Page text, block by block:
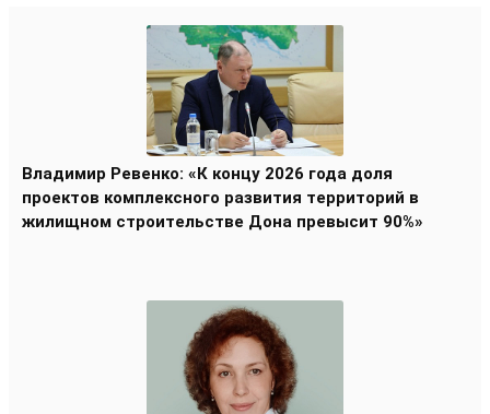
Владимир Ревенко: «К концу 2026 года доля
проектов комплексного развития территорий в
жилищном строительстве Дона превысит 90%»